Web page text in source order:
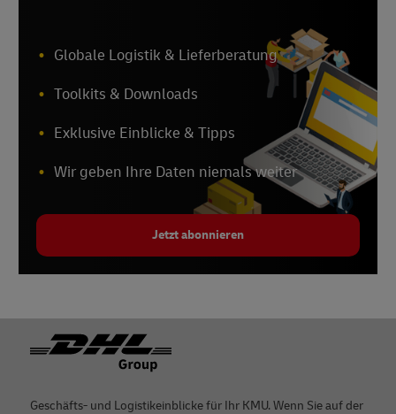
Globale Logistik & Lieferberatung
Toolkits & Downloads
Exklusive Einblicke & Tipps
Wir geben Ihre Daten niemals weiter
Jetzt abonnieren
Footer
Geschäfts- und Logistikeinblicke für Ihr KMU. Wenn Sie auf der